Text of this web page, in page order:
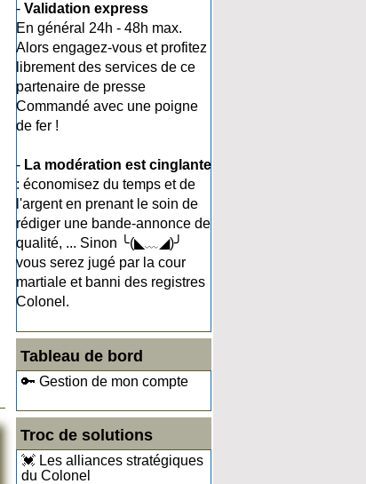
- Validation express
En général 24h - 48h max.
Alors engagez-vous et profitez
librement des services de ce
partenaire de presse
Commandé avec une poigne
de fer !
- La modération est cinglante
: économisez du temps et de
l'argent en prenant le soin de
rédiger une bande-annonce de
qualité, ... Sinon ╰(◣﹏◢)╯
vous serez jugé par la cour
martiale et banni des registres
Colonel.
Tableau de bord
🔑 Gestion de mon compte
Troc de solutions
💓 Les alliances stratégiques
du Colonel